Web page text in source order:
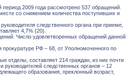
2009 года рассмотрено 537 обращений.
со снижением количества поступивших и
следственного органа при приеме,
4,7% (20).
Число удовлетворенных обращений данной
РФ – 68, от Уполномоченного по
отделы, составляет 214 граждан, из них почти
руководителей следственных органов – 12
образования, преклонный возраст,